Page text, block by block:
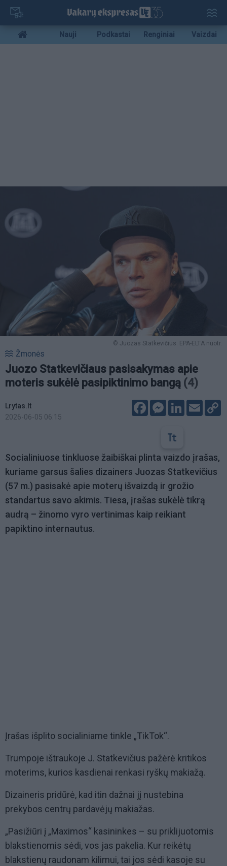
Pereiti
pagrindinį
turinį
Mobile
menu
Nauji Podkastai Renginiai Vaizdai
© Juozas Statkevičius. EPA-ELTA nuotr.
Žmonės
Juozo Statkevičiaus pasisakymas apie
moteris sukėlė pasipiktinimo bangą (4)
Lrytas.lt
2026-06-05 06:15
FacebookMessenger
LinkedIn
Email
Socialiniuose tinkluose žaibiškai plinta vaizdo įrašas,
kuriame garsus šalies dizainers Juozas Statkevičius
(57 m.) pasisakė apie moterų išvaizdą ir grožio
standartus savo akimis. Tiesa, įrašas sukėlė tikrą
audrą – žinomo vyro vertinimas kaip reikiant
papiktino internautus.
Įrašas išplito socialiniame tinkle „TikTok“.
Trumpoje ištraukoje J. Statkevičius pažėrė kritikos
moterims, kurios kasdienai renkasi ryškų makiažą.
Dizaineris pridūrė, kad itin dažnai jį nustebina
prekybos centrų pardavėjų makiažas.
„Pasižiūri į „Maximos“ kasininkes – su priklijuotomis
blakstienomis sėdi, vos jas pakelia. Kur reikėtų
blakstienų raudonam kilimui, tai jos sėdi kasoje su